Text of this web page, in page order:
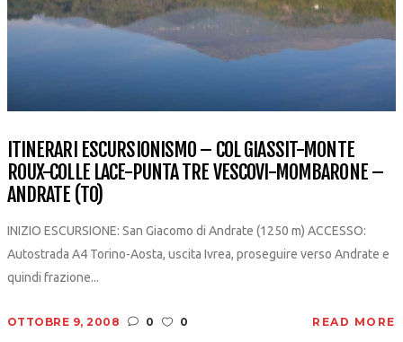
ITINERARI ESCURSIONISMO – COL GIASSIT-MONTE
ROUX-COLLE LACE-PUNTA TRE VESCOVI-MOMBARONE –
ANDRATE (TO)
INIZIO ESCURSIONE: San Giacomo di Andrate (1250 m) ACCESSO:
Autostrada A4 Torino-Aosta, uscita Ivrea, proseguire verso Andrate e
quindi frazione...
OTTOBRE 9, 2008 0 0 READ MORE